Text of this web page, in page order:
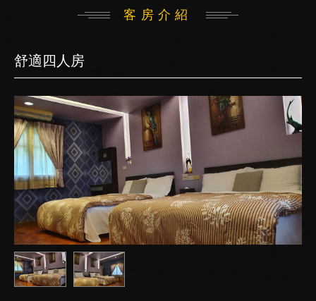
客房介紹
舒適四人房